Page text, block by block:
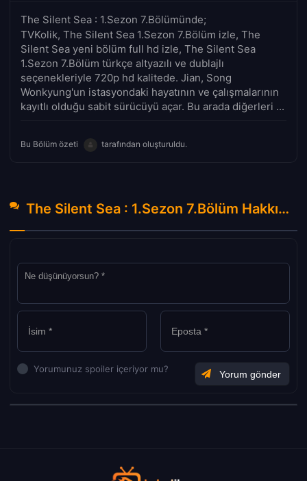
The Silent Sea : 1.Sezon 7.Bölümünde;
TVKolik, The Silent Sea 1.Sezon 7.Bölüm izle, The
Silent Sea yeni bölüm full hd izle, The Silent Sea
1.Sezon 7.Bölüm türkçe altyazılı ve dublajlı
seçenekleriyle 720p hd kalitede. Jian, Song
Wonkyung'un istasyondaki hayatının ve çalışmalarının
kayıtlı olduğu sabit sürücüyü açar. Bu arada diğerleri ...
Bu Bölüm özeti tarafından oluşturuldu.
The Silent Sea : 1.Sezon 7.Bölüm Hakkında Yorumlar
Yorumunuz spoiler içeriyor mu?